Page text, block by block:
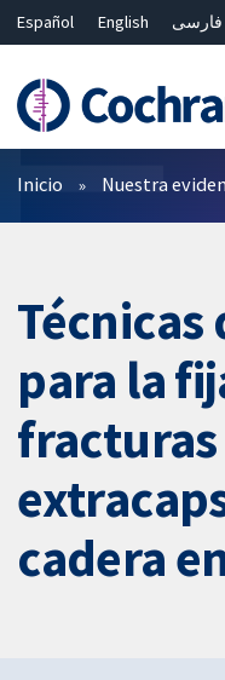
Español English فارسی
Bahasa Malaysia
ไทย
Filtros
Inicio Nuestra
para la
fracturas
cadera